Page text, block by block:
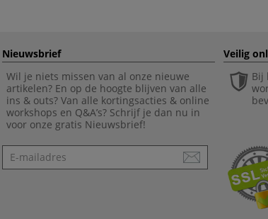
Nieuwsbrief
Wil je niets missen van al onze nieuwe
artikelen? En op de hoogte blijven van alle
ins & outs? Van alle kortingsacties & online
workshops en Q&A’s? Schrijf je dan nu in
voor onze gratis Nieuwsbrief!
Nieuwsbrief
Veilig
Bij